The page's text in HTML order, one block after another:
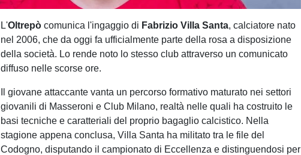
L'Oltrepòcomunica l'ingaggio di Fabrizio Villa Santa, calciatore nato
nel 2006, che da oggi fa ufficialmente parte della rosa a disposizione
della società. Lo rende noto lo stesso club attraverso un comunicato
diffuso nelle scorse ore.
Il giovane attaccante vanta un percorso formativo maturato nei settori
giovanili di Masseroni e Club Milano, realtà nelle quali ha costruito le
basi tecniche e caratteriali del proprio bagaglio calcistico. Nella
stagione appena conclusa, Villa Santa ha militato tra le file del
Codogno, disputando il campionato di Eccellenza e distinguendosi per